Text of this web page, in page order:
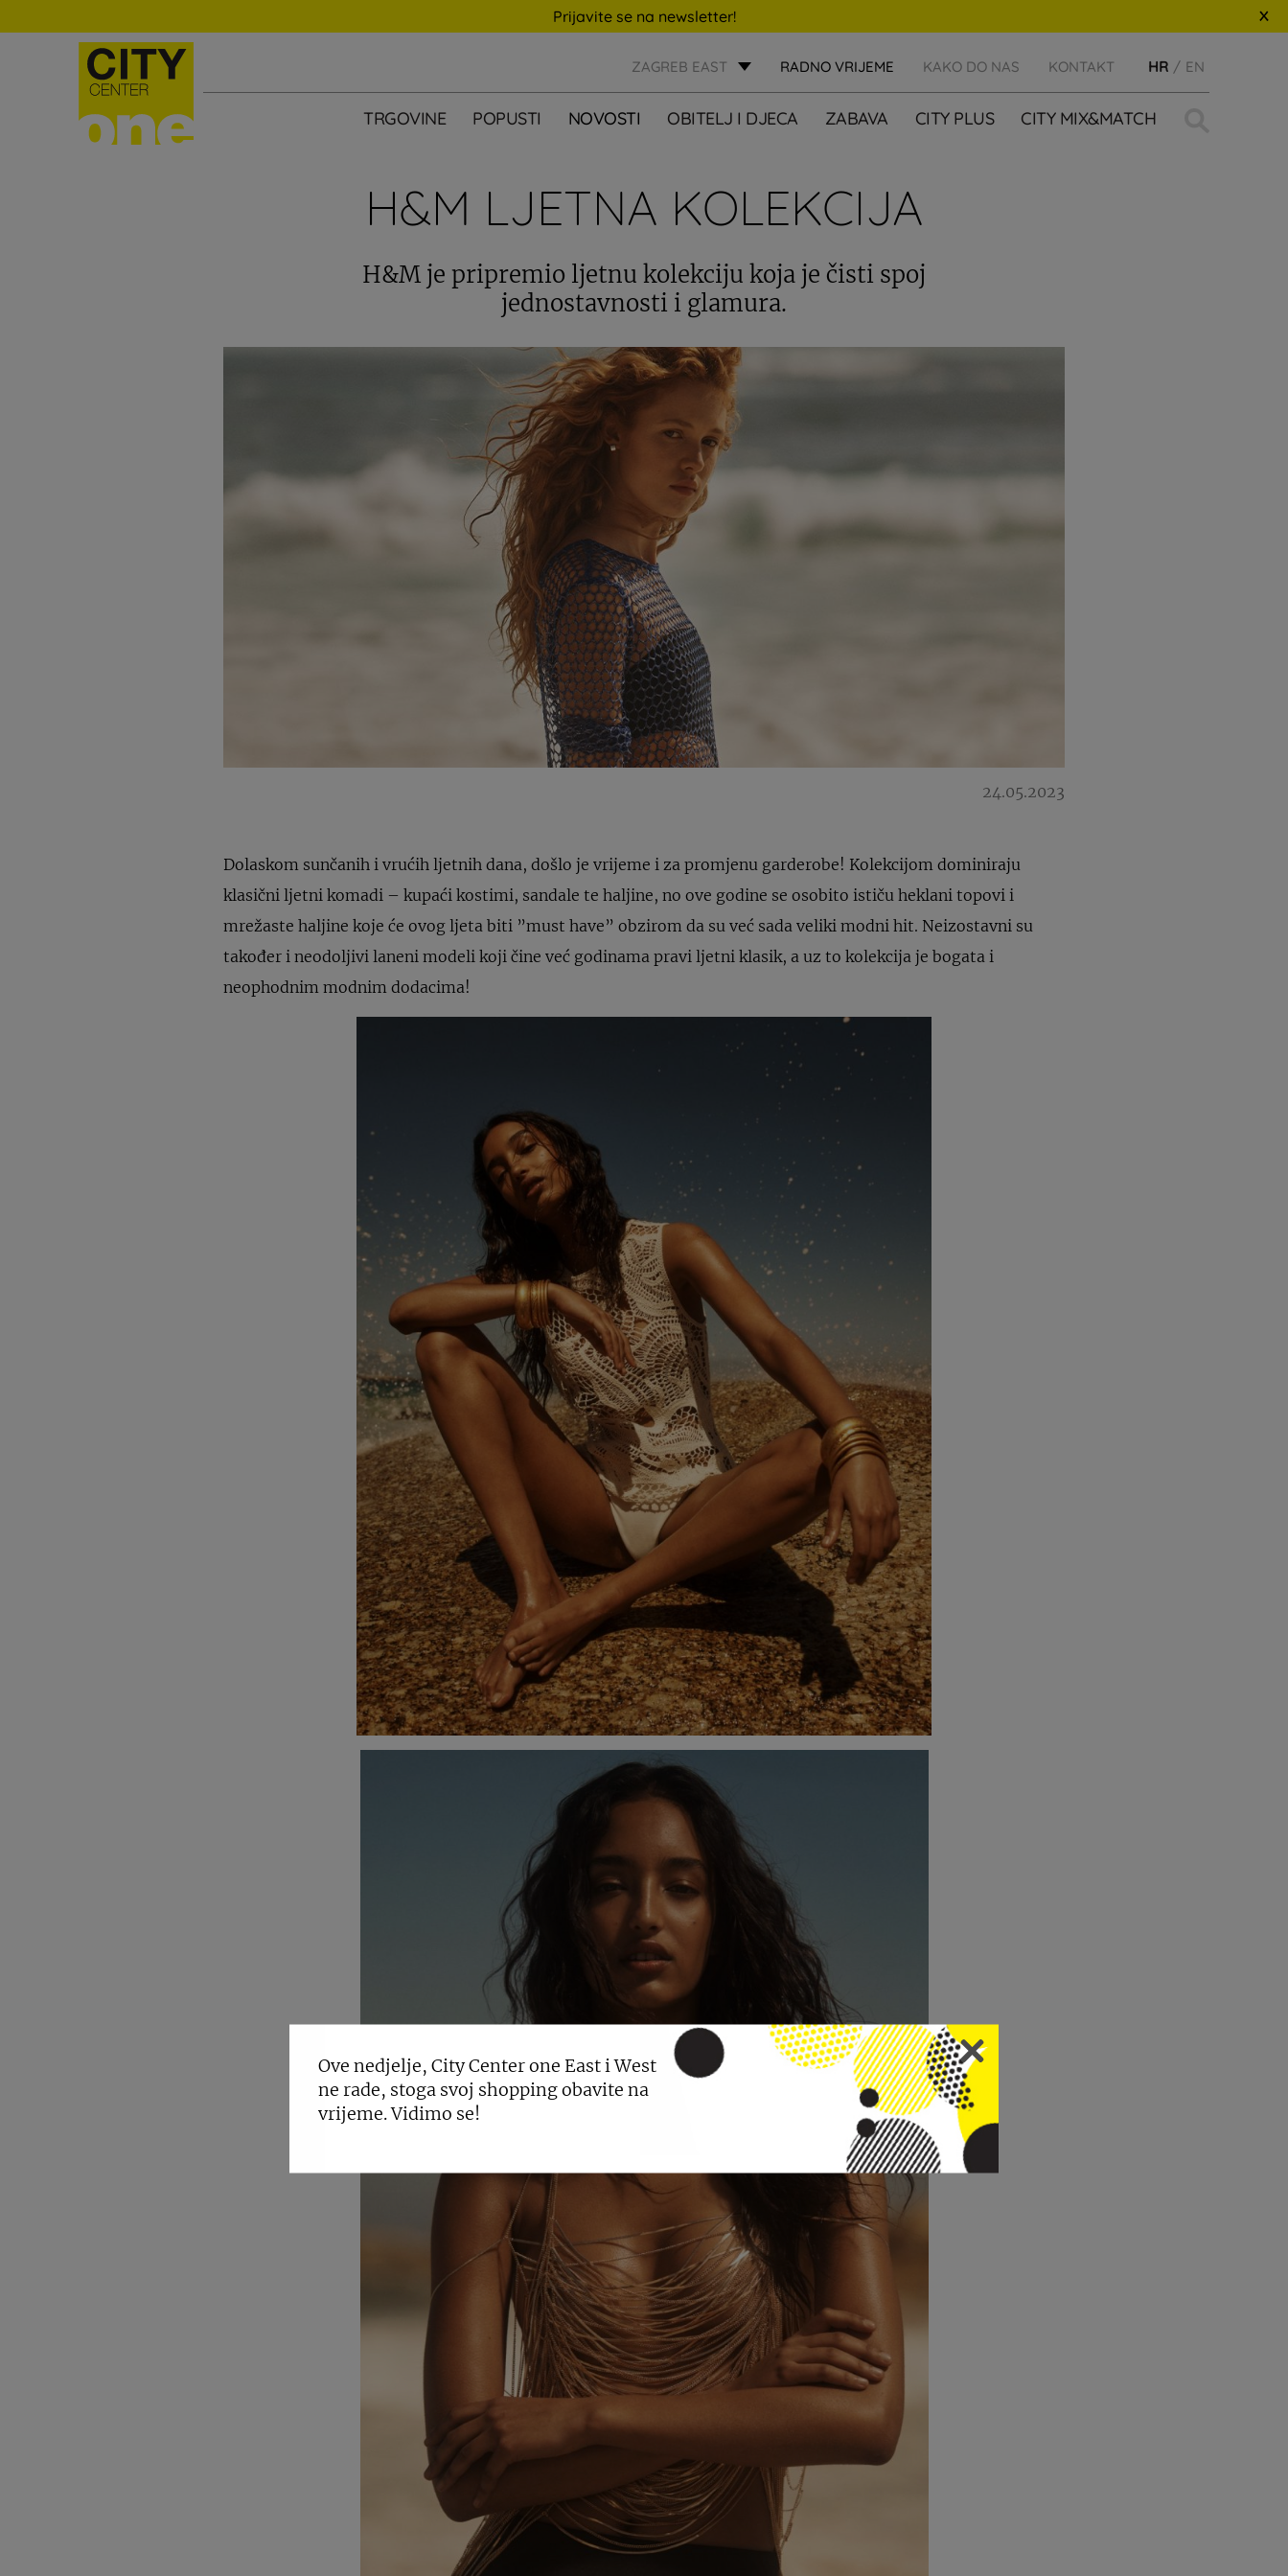
Prijavite se na newsletter!
ZAGREB EAST RADNO VRIJEME KAKO DO NAS KONTAKT HR EN
TRGOVINE POPUSTI NOVOSTI OBITELJ I DJECA ZABAVA CITY PLUS CITY MIX&MATCH
H&M LJETNA KOLEKCIJA
H&M je pripremio ljetnu kolekciju koja je čisti spoj
jednostavnosti i glamura.
24.05.2023
Dolaskom sunčanih i vrućih ljetnih dana, došlo je vrijeme i za promjenu garderobe! Kolekcijom dominiraju
klasični ljetni komadi – kupaći kostimi, sandale te haljine, no ove godine se osobito ističu heklani topovi i
mrežaste haljine koje će ovog ljeta biti ”must have” obzirom da su već sada veliki modni hit. Neizostavni su
također i neodoljivi laneni modeli koji čine već godinama pravi ljetni klasik, a uz to kolekcija je bogata i
neophodnim modnim dodacima!
Ove nedjelje, City Center one East i West
ne rade, stoga svoj shopping obavite na
vrijeme. Vidimo se!